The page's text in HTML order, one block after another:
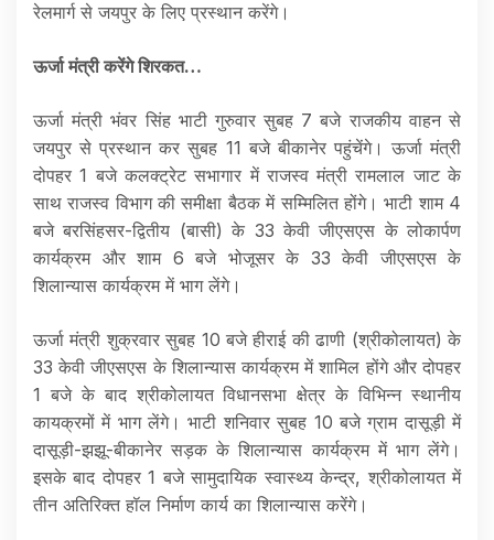
रेलमार्ग से जयपुर के लिए प्रस्थान करेंगे।
ऊर्जा मंत्री करेंगे शिरकत…
ऊर्जा मंत्री भंवर सिंह भाटी गुरुवार सुबह 7 बजे राजकीय वाहन से
जयपुर से प्रस्थान कर सुबह 11 बजे बीकानेर पहुंचेंगे। ऊर्जा मंत्री
दोपहर 1 बजे कलक्ट्रेट सभागार में राजस्व मंत्री रामलाल जाट के
साथ राजस्व विभाग की समीक्षा बैठक में सम्मिलित होंगे। भाटी शाम 4
बजे बरसिंहसर-द्वितीय (बासी) के 33 केवी जीएसएस के लोकार्पण
कार्यक्रम और शाम 6 बजे भोजूसर के 33 केवी जीएसएस के
शिलान्यास कार्यक्रम में भाग लेंगे।
ऊर्जा मंत्री शुक्रवार सुबह 10 बजे हीराई की ढाणी (श्रीकोलायत) के
33 केवी जीएसएस के शिलान्यास कार्यक्रम में शामिल होंगे और दोपहर
1 बजे के बाद श्रीकोलायत विधानसभा क्षेत्र के विभिन्न स्थानीय
कायक्रमों में भाग लेंगे। भाटी शनिवार सुबह 10 बजे ग्राम दासूड़ी में
दासूड़ी-झझू-बीकानेर सड़क के शिलान्यास कार्यक्रम में भाग लेंगे।
इसके बाद दोपहर 1 बजे सामुदायिक स्वास्थ्य केन्द्र, श्रीकोलायत में
तीन अतिरिक्त हॉल निर्माण कार्य का शिलान्यास करेंगे।